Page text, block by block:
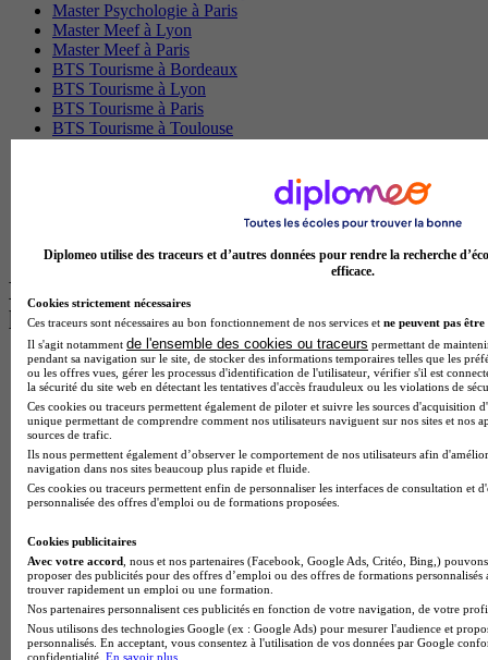
Master Psychologie à Paris
Master Meef à Lyon
Master Meef à Paris
BTS Tourisme à Bordeaux
BTS Tourisme à Lyon
BTS Tourisme à Paris
BTS Tourisme à Toulouse
BTS Communication à Bordeaux
BTS Communication à Lyon
BTS Ndrc à Lyon
Les intitulés de diplôme par alternance
les plus recherchés
BTS Esf en alternance
BTS Dietetique en alternance
BTS Mco en alternance
BTS Pi en alternance
BTS Sp3s en alternance
Master CCA en alternance
BTS Ndrc en alternance
BTS Sam en alternance
BTS Sio en alternance
MSc Marketing Digital en alternance
BTS Gpme en alternance
Cap Electricien en alternance
BTS Gpn en alternance
BTS Domotique en alternance
Diplomeo utilise des traceurs et d’autres données pour rendre la recherche
efficace.
Cookies strictement nécessaires
Ces traceurs sont nécessaires au bon fonctionnement de nos services et ne peuvent pas être
Il s'agit notamment de l'ensemble des cookies ou traceurs permettant de
pendant sa navigation sur le site, de stocker des informations temporaires telles que les
ou les offres vues, gérer les processus d'identification de l'utilisateur, vérifier s'il est
la sécurité du site web en détectant les tentatives d'accès frauduleux ou les violations de
Ces cookies ou traceurs permettent également de piloter et suivre les sources d'acquisition
unique permettant de comprendre comment nos utilisateurs naviguent sur nos sites et nos
sources de trafic.
Ils nous permettent également d’observer le comportement de nos utilisateurs afin
navigation dans nos sites beaucoup plus rapide et fluide.
Ces cookies ou traceurs permettent enfin de personnaliser les interfaces de consultation et
personnalisée des offres d'emploi ou de formations proposées.
Cookies publicitaires
Avec votre accord , nous et nos partenaires (Facebook, Google Ads, Critéo, Bing,)
proposer des publicités pour des offres d’emploi ou des offres de formations
trouver rapidement un emploi ou une formation.
Nos partenaires personnalisent ces publicités en fonction de votre navigation, de votre
Nous utilisons des technologies Google (ex : Google Ads) pour mesurer l'audience et
personnalisés. En acceptant, vous consentez à l'utilisation de vos données par Google
confidentialité. En savoir plus